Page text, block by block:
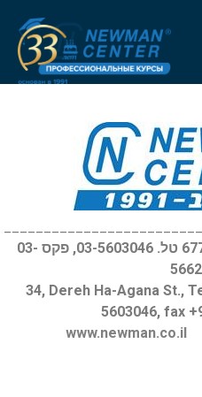
דרך ההגנה, 34, תל-אביב 67721 טל. 03-5603046, פקס 03-
34, Dereh Ha-Agana St.,
5603046, fax
www.newman.co.il
Выделить
Цвет фона
Уменьшить
remove_circle_outline Уменьшить шрифт
add_circle_outline Увеличить шрифт
Читабельный
Яркий контраст